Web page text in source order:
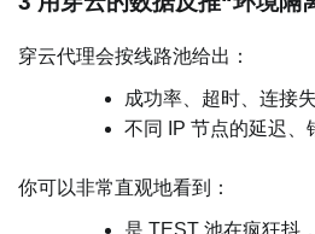
穿云代理会按线路池给出：
成功率、超时、连接
不同 IP 节点的延迟、
你可以非常直观地看到：